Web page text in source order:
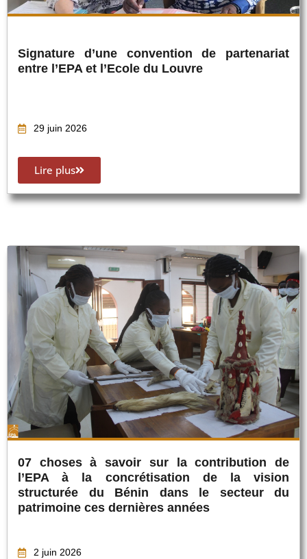
Signature d’une convention de partenariat
entre l’EPA et l’Ecole du Louvre
29 juin 2026
Lire plus
07 choses à savoir sur la contribution de
l’EPA à la concrétisation de la vision
structurée du Bénin dans le secteur du
patrimoine ces dernières années
2 juin 2026